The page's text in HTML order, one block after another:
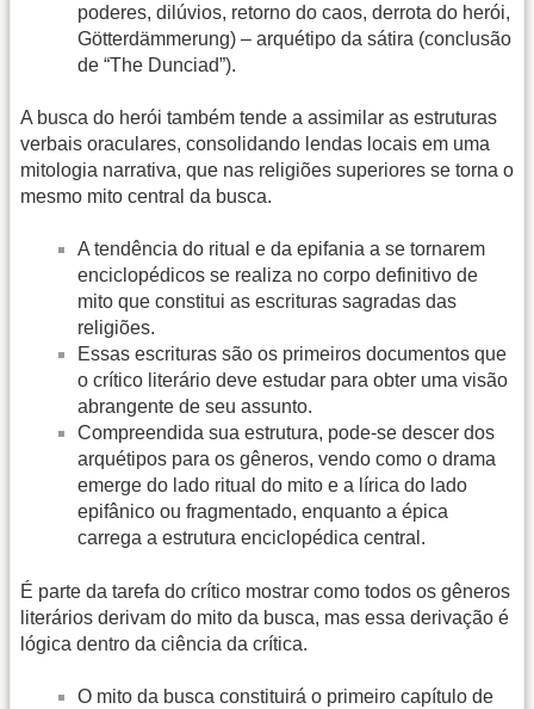
poderes, dilúvios, retorno do caos, derrota do herói,
Götterdämmerung) – arquétipo da sátira (conclusão
de “The Dunciad”).
A busca do herói também tende a assimilar as estruturas
verbais oraculares, consolidando lendas locais em uma
mitologia narrativa, que nas religiões superiores se torna o
mesmo mito central da busca.
A tendência do ritual e da epifania a se tornarem
enciclopédicos se realiza no corpo definitivo de
mito que constitui as escrituras sagradas das
religiões.
Essas escrituras são os primeiros documentos que
o crítico literário deve estudar para obter uma visão
abrangente de seu assunto.
Compreendida sua estrutura, pode-se descer dos
arquétipos para os gêneros, vendo como o drama
emerge do lado ritual do mito e a lírica do lado
epifânico ou fragmentado, enquanto a épica
carrega a estrutura enciclopédica central.
É parte da tarefa do crítico mostrar como todos os gêneros
literários derivam do mito da busca, mas essa derivação é
lógica dentro da ciência da crítica.
O mito da busca constituirá o primeiro capítulo de